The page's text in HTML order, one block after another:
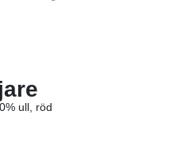
ull, röd